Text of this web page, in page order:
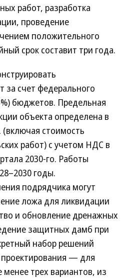
работ, разработка
проведение
положительного
срок составит три года.
за счет федерального
бюджетов. Предельная
объекта определена в
стоимость
работ) с учетом НДС в
2030-го. Работы
годы.
подрядчика могут
ложа для ликвидации
и обновление дренажных
защитных дамб при
набор решений
— для
менее трех вариантов, из